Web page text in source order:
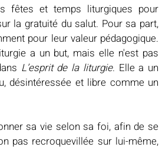
fêtes et temps liturgiques pour
la gratuité du salut. Pour sa part,
pour leur valeur pédagogique.
a un but, mais elle n'est pas
L’esprit de la liturgie. Elle a un
désintéressée et libre comme un
sa vie selon sa foi, afin de se
pas recroquevillée sur lui-même,